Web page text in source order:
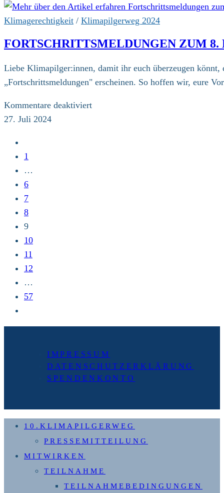
der
Schirmherrin
Schirmherren
8.
Pilgerweg
Klimagerechtigkeit / Klimapilgerweg 2024
FORTSCHRITTSMELDUNGEN ZUM
Liebe Klimapilger:innen, damit ihr euch überzeugen
„Fortschrittsmeldungen" erscheinen. So hoffen wir, eure
Kommentare deaktiviertfür
27. Juli 2024
vorherigen
Seite
1
…
6
7
8
9
10
11
12
…
57
nächsten
IMPRESSUM
DATENSCHUTZERKLÄRUNG
SPENDENKONTO
10.KLIMAPILGERWEG
PRESSEMITTEILUNG
MITWIRKEN
TEILNAHME
TEILNAHMEBEDINGUNGEN